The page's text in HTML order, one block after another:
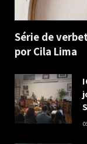
Série de
por Cila Lima